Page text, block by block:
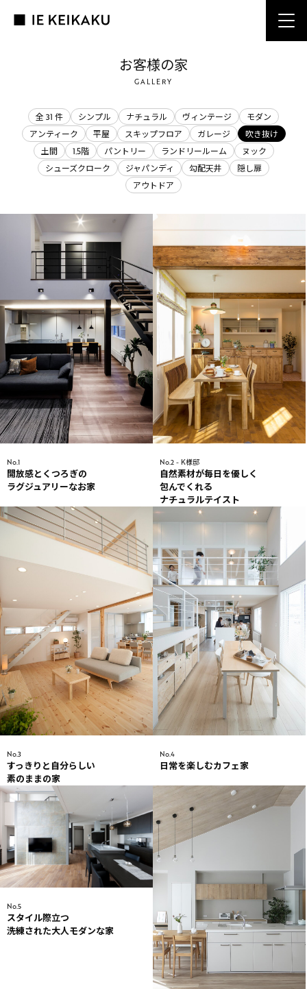
お客様の家
GALLERY
全 31 件 シンプル ナチュラル ヴィンテージ
モダン
アンティーク
平屋 スキップフロア ガレージ
吹き抜け
土間
1.5階 パントリー ランドリールーム
ヌック
シューズクローク
ジャパンディ 勾配天井
隠し扉
アウトドア
No.1
開放感とくつろぎの
ラグジュアリーなお家
No.2 - K様邸
自然素材が毎日を優しく
包んでくれる
ナチュラルテイスト
No.3
すっきりと自分らしい
素のままの家
No.4
日常を楽しむカフェ家
No.5
スタイル際立つ
洗練された大人モダンな家